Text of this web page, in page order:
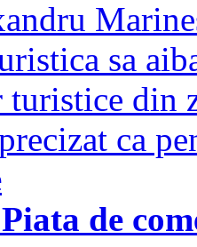
sa
din
ca
Piata de